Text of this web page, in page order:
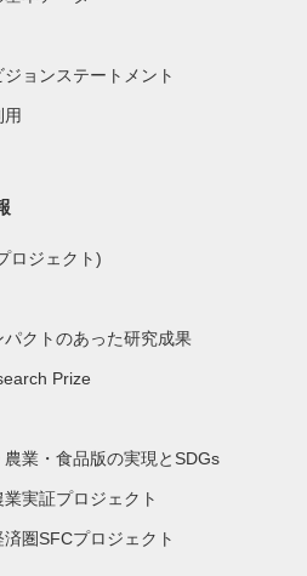
ョンステートメント
用
ロジェクト)
クトのあった研究成果
Prize
農業・食品版の実現とSDGs
業実証プロジェクト
圏SFCプロジェクト